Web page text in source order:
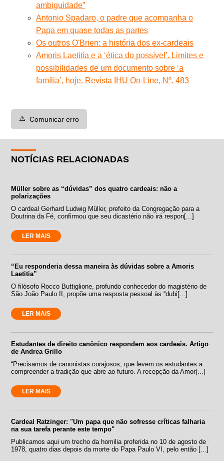
ambiguidade”
Antonio Spadaro, o padre que acompanha o
Papa em quase todas as partes
Os outros O'Brien: a história dos ex-cardeais
Amoris Laetitia e a ‘ética do possível’. Limites e
possibilidades de um documento sobre ‘a
família’, hoje. Revista IHU On-Line, Nº. 483
⚠️ Comunicar erro
NOTÍCIAS RELACIONADAS
Müller sobre as “dúvidas” dos quatro cardeais: não a
polarizações
O cardeal Gerhard Ludwig Müller, prefeito da Congregação para a
Doutrina da Fé, confirmou que seu dicastério não irá respon[...]
LER MAIS
“Eu responderia dessa maneira às dúvidas sobre a Amoris
Laetitia”
O filósofo Rocco Buttiglione, profundo conhecedor do magistério de
São João Paulo II, propõe uma resposta pessoal às “dubi[...]
LER MAIS
Estudantes de direito canônico respondem aos cardeais. Artigo
de Andrea Grillo
“Precisamos de canonistas corajosos, que levem os estudantes a
compreender a tradição que abre ao futuro. A recepção da Amor[...]
LER MAIS
Cardeal Ratzinger: "Um papa que não sofresse críticas falharia
na sua tarefa perante este tempo"
Publicamos aqui um trecho da homilia proferida no 10 de agosto de
1978, quatro dias depois da morte do Papa Paulo VI, pelo então [...]